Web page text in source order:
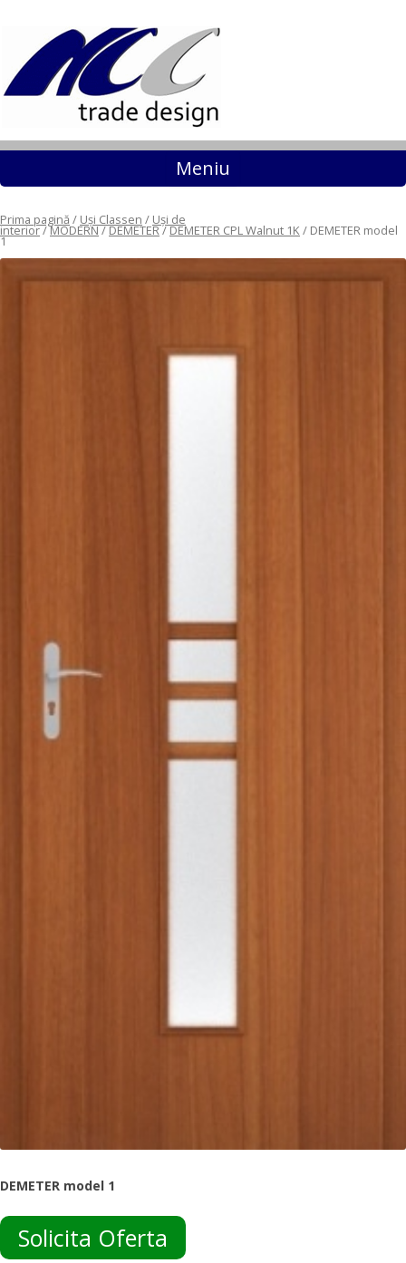
Meniu Sari la conținut
Prima pagină / Uși Classen / Uși de
interior/MODERN/DEMETER/DEMETER CPL Walnut 1K/ DEMETER model
1
DEMETER model 1
Solicita Oferta